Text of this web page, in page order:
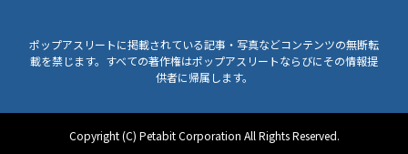
ポップアスリートに掲載されている記事・写真などコンテンツの無断転
載を禁じます。すべての著作権はポップアスリートならびにその情報提
供者に帰属します。
Copyright (C) Petabit Corporation All Rights Reserved.